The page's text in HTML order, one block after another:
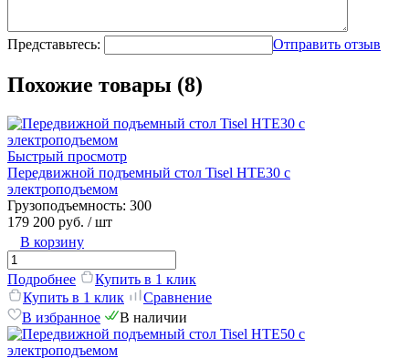
Представьтесь: Отправить отзыв
Похожие товары (8)
Быстрый просмотр
Передвижной подъемный стол Tisel HTE30 c
электроподъемом
Грузоподъемность: 300
179 200 руб. / шт
В корзину
Подробнее
Купить в 1 клик
Купить в 1 клик
Сравнение
В избранное
В наличии